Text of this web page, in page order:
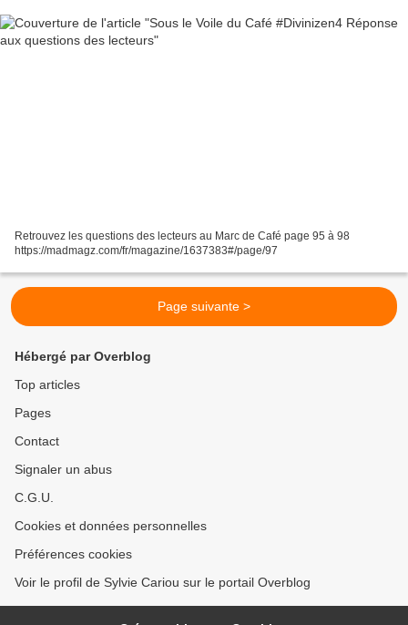
Retrouvez les questions des lecteurs au Marc de Café page 95 à 98
https://madmagz.com/fr/magazine/1637383#/page/97
Page suivante >
Hébergé par Overblog
Top articles
Pages
Contact
Signaler un abus
C.G.U.
Cookies et données personnelles
Préférences cookies
Voir le profil de Sylvie Cariou sur le portail Overblog